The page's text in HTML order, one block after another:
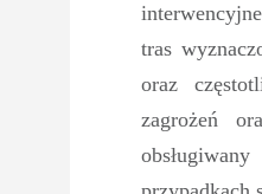
tras
oraz
zagrożeń